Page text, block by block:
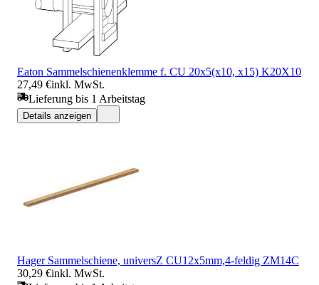
Eaton Sammelschienenklemme f. CU 20x5(x10, x15) K20X10
27,49 €inkl. MwSt.
Lieferung bis 1 Arbeitstag
Details anzeigen
Hager Sammelschiene, universZ CU12x5mm,4-feldig ZM14C
30,29 €inkl. MwSt.